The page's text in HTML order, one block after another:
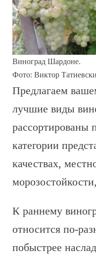
Виноград Шардоне.
Фото: Виктор
Предлагаем
лучшие виды
рассортированы
категории
качествах,
К раннему
относится по-
побыстрее